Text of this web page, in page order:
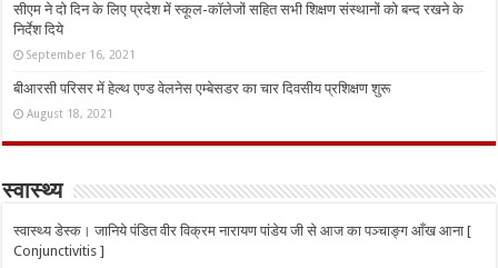
सीएम ने दो दिन के लिए प्रदेश में स्कूल-कॉलेजों सहित सभी शिक्षण संस्थानों को बन्द रखने के
निर्देश दिये
September 16, 2021
बीआरसी परिसर में हेल्थ एण्ड वेलनेस एम्बेसडर का चार दिवसीय प्रशिक्षण शुरू
August 18, 2021
स्वास्थ्य
स्वास्थ्य डेस्क। जानिये पंडित वीर विक्रम नारायण पांडेय जी से आज का पञ्चाङ्ग आँख आना [
Conjunctivitis ]